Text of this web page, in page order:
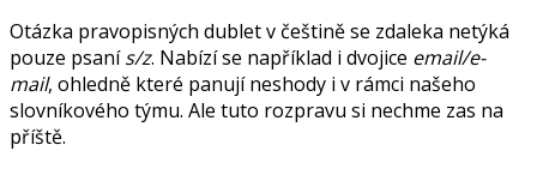
Otázka pravopisných dublet v češtině se zdaleka netýká
pouze psanís/z. Nabízí se například i dvojice email/e-
mail, ohledně které panují neshody i v rámci našeho
slovníkového týmu. Ale tuto rozpravu si nechme zas na
příště.